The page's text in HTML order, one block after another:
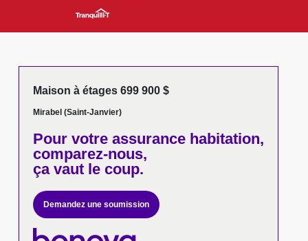
Maison à étages 699 900 $
Mirabel (Saint-Janvier)
Pour votreassurance habitation,
comparez-nous,
ça vaut le coup.
Demandez une soumission